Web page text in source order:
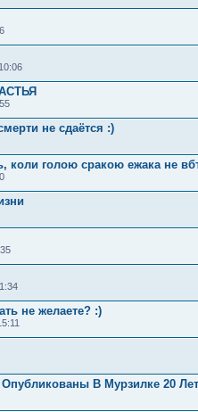
не сдаётся :)
коли голою сракою ежака не
не желаете? :)
В Мурзилке 20